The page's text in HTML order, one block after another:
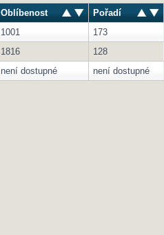
Oblíbenost
Pořadí
1001
173
1816
128
není dostupné není dostupné